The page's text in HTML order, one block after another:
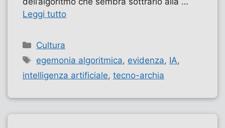
Leggi tutto
Categorie
Cultura
Tag
egemonia algoritmica, evidenza, IA,
intelligenza artificiale, tecno-archia